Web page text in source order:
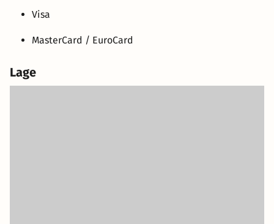
Visa
MasterCard / EuroCard
Lage